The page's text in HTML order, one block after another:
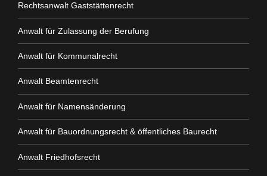
Rechtsanwalt Gaststättenrecht
Anwalt für Zulassung der Berufung
Anwalt für Kommunalrecht
Anwalt Beamtenrecht
Anwalt für Namensänderung
Anwalt für Bauordnungsrecht & öffentliches Baurecht
Anwalt Friedhofsrecht